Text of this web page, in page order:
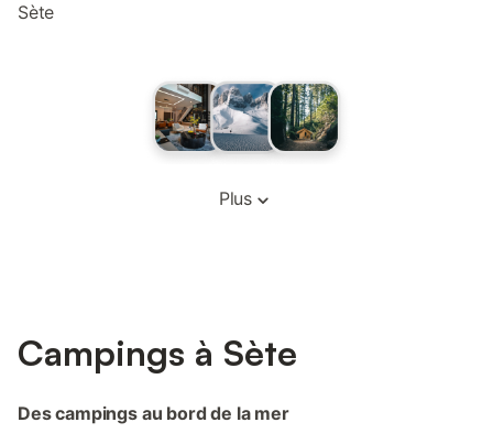
Sète
Plus
Campings à Sète
Des campings au bord de la mer